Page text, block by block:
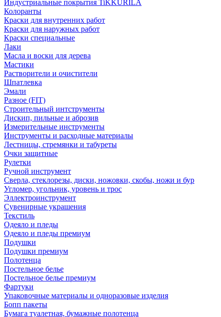
Индустриальные покрытия TiKKURILA
Колоранты
Краски для внутренних работ
Краски для наружных работ
Краски специальные
Лаки
Масла и воски для дерева
Мастики
Растворители и очистители
Шпатлевка
Эмали
Разное (FIT)
Строительный интструменты
Дискип, пильные и аброзив
Измерительные инструменты
Инструменты и расходные материалы
Лестницы, стремянки и табуреты
Очки защитные
Рулетки
Ручной инструмент
Сверла, стеклорезы, диски, ножовки, скобы, ножи и бур
Угломер, угольник, уровень и трос
Эллектроинструмент
Сувенирные украшения
Текстиль
Одеяло и пледы
Одеяло и пледы премиум
Подушки
Подушки премиум
Полотенца
Постельное белье
Постельное белье премиум
Фартуки
Упаковочные материалы и одноразовые изделия
Бопп пакеты
Бумага туалетная, бумажные полотенца